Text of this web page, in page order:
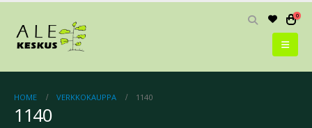
0
HOME VERKKOKAUPPA 1140
1140